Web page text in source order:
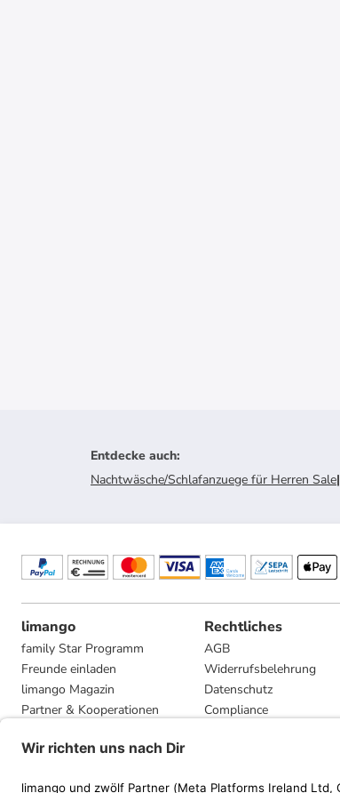
Entdecke auch:
Nachtwäsche/Schlafanzuege für Herren Sale|
limango
family Star Programm
Freunde einladen
limango Magazin
Partner & Kooperationen
Presse
Rechtliches
AGB
Widerrufsbelehrung
Datenschutz
Compliance